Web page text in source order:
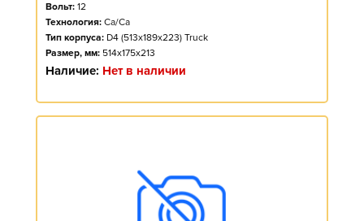
Вольт: 12
Технология: Ca/Ca
Тип корпуса: D4 (513x189x223) Truck
Размер, мм: 514x175x213
Наличие: Нет в наличии